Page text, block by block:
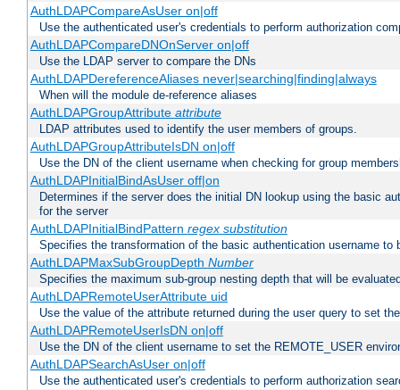
AuthLDAPCompareAsUser on|off
Use the authenticated user's credentials to perform authorization
AuthLDAPCompareDNOnServer on|off
Use the LDAP server to compare the DNs
AuthLDAPDereferenceAliases never|searching|finding|always
When will the module de-reference aliases
AuthLDAPGroupAttribute attribute
LDAP attributes used to identify the user members of groups.
AuthLDAPGroupAttributeIsDN on|off
Use the DN of the client username when checking for group
AuthLDAPInitialBindAsUser off|on
Determines if the server does the initial DN lookup using the basic
for the server
AuthLDAPInitialBindPattern regex substitution
Specifies the transformation of the basic authentication username
AuthLDAPMaxSubGroupDepth Number
Specifies the maximum sub-group nesting depth that will be
AuthLDAPRemoteUserAttribute uid
Use the value of the attribute returned during the user query to set
AuthLDAPRemoteUserIsDN on|off
Use the DN of the client username to set the REMOTE_USER
AuthLDAPSearchAsUser on|off
Use the authenticated user's credentials to perform authorization